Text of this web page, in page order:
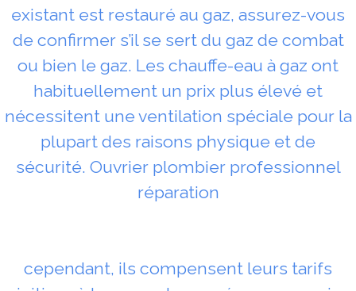
existant est restauré au gaz, assurez-vous
de confirmer s’il se sert du gaz de combat
ou bien le gaz. Les chauffe-eau à gaz ont
habituellement un prix plus élevé et
nécessitent une ventilation spéciale pour la
plupart des raisons physique et de
sécurité. Ouvrier plombier professionnel
réparation
cependant, ils compensent leurs tarifs